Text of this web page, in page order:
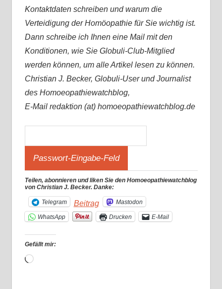
Kontaktdaten schreiben und warum die
Verteidigung der Homöopathie für Sie wichtig ist.
Dann schreibe ich Ihnen eine Mail mit den
Konditionen, wie Sie Globuli-Club-Mitglied
werden können, um alle Artikel lesen zu können.
Christian J. Becker, Globuli-User und Journalist
des Homoeopathiewatchblog,
E-Mail redaktion (at) homoeopathiewatchblog.de
Teilen, abonnieren und liken Sie den Homoeopathiewatchblog
von Christian J. Becker. Danke:
Telegram Beitrag Mastodon
WhatsApp Drucken E-Mail
Gefällt mir:
Wird